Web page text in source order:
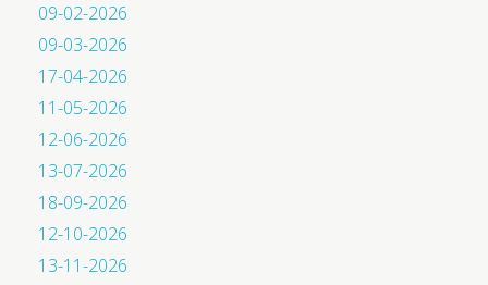
09-02-2026
09-03-2026
17-04-2026
11-05-2026
12-06-2026
13-07-2026
18-09-2026
12-10-2026
13-11-2026